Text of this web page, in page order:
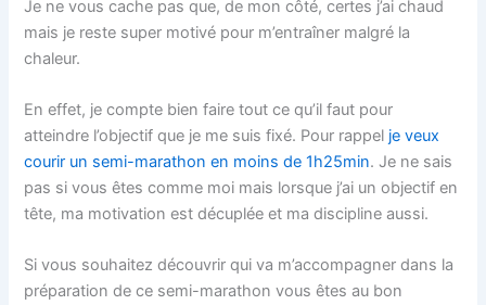
Je ne vous cache pas que, de mon côté, certes j’ai chaud
mais je reste super motivé pour m’entraîner malgré la
chaleur.
En effet, je compte bien faire tout ce qu’il faut pour
atteindre l’objectif que je me suis fixé. Pour rappel je veux
courir un semi-marathon en moins de 1h25min. Je ne sais
pas si vous êtes comme moi mais lorsque j’ai un objectif en
tête, ma motivation est décuplée et ma discipline aussi.
Si vous souhaitez découvrir qui va m’accompagner dans la
préparation de ce semi-marathon vous êtes au bon